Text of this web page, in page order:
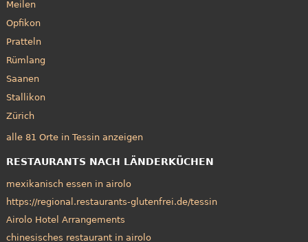
Meilen
Opfikon
Pratteln
Rümlang
Saanen
Stallikon
Zürich
alle 81 Orte in Tessin anzeigen
RESTAURANTS NACH LÄNDERKÜCHEN
mexikanisch essen in airolo
https://regional.restaurants-glutenfrei.de/tessin
Airolo Hotel Arrangements
chinesisches restaurant in airolo